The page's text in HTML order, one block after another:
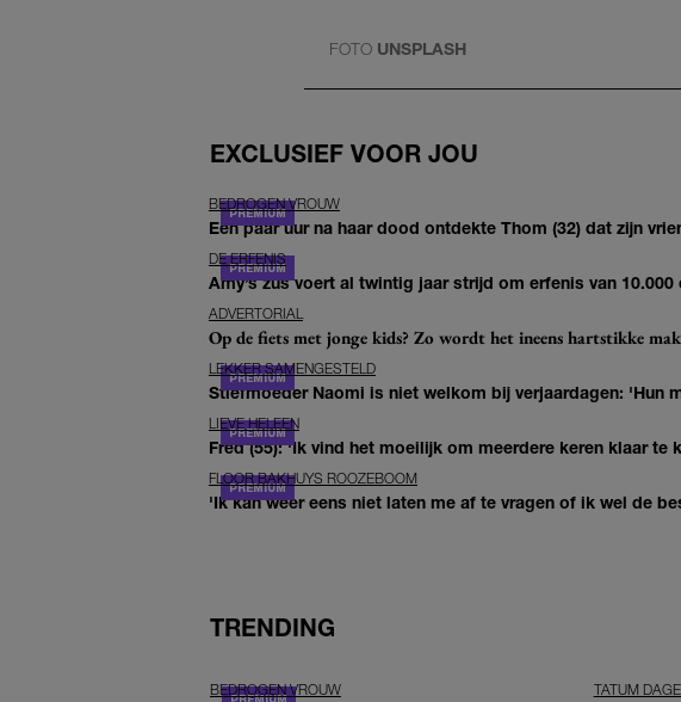
FOTO UNSPLASH
EXCLUSIEF VOOR JOU
BEDROGEN VROUW
Een paar uur na haar dood ontdekte Thom (32) dat zijn
DE ERFENIS
Amy’s zus voert al twintig jaar strijd om erfenis van
ADVERTORIAL
Op de fiets met jonge kids? Zo wordt het ineens hartstikke
LEKKER SAMENGESTELD
Stiefmoeder Naomi is niet welkom bij verjaardagen: 'Hun
LIEVE HELEEN
Fred (55): 'Ik vind het moeilijk om meerdere keren klaar te
FLOOR BAKHUYS ROOZEBOOM
'Ik kan weer eens niet laten me af te vragen of ik wel de
TRENDING
BEDROGEN VROUW TATUM